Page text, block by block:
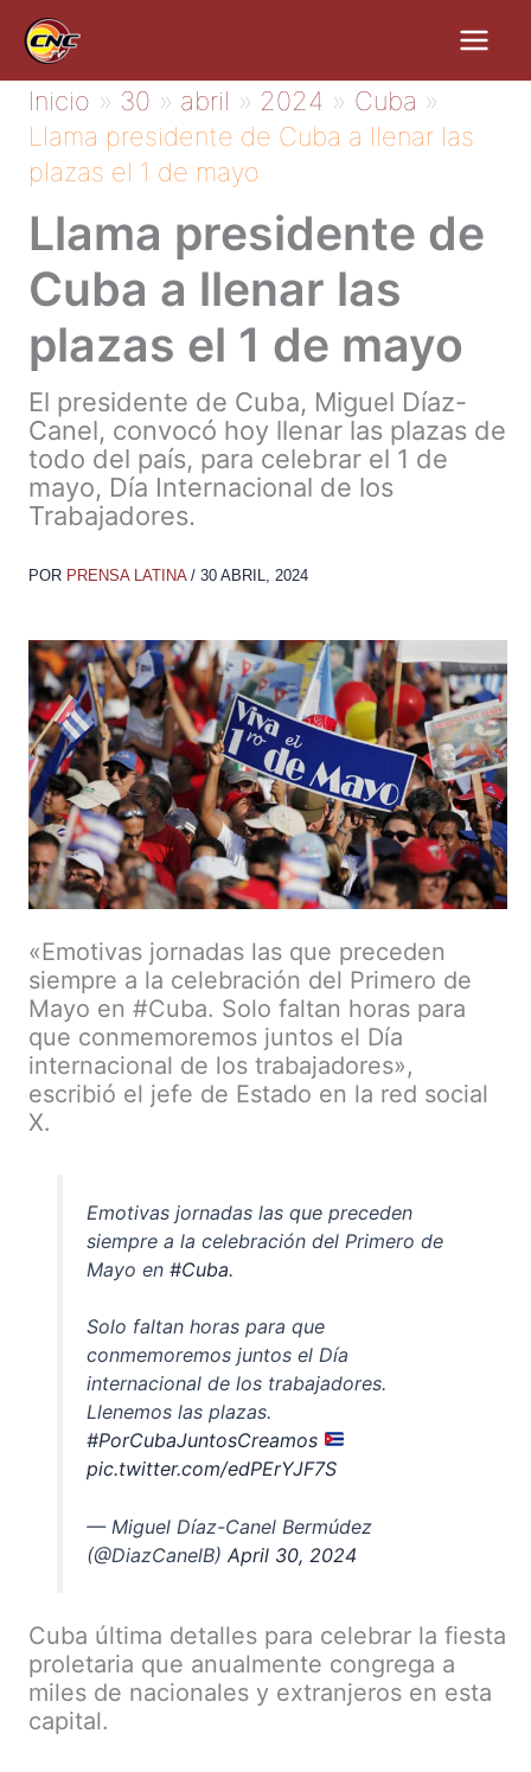
contenido
Inicio 30 abril 2024
Cuba
Llama presidente de Cuba a llenar las
plazas el 1 de mayo
Llama presidente de
Cuba a llenar las
plazas el 1 de mayo
El presidente de Cuba, Miguel Díaz-
Canel, convocó hoy llenar las plazas de
todo del país, para celebrar el 1 de
mayo, Día Internacional de los
Trabajadores.
POR PRENSA LATINA / 30 ABRIL, 2024
«Emotivas jornadas las que preceden
siempre a la celebración del Primero de
Mayo en #Cuba. Solo faltan horas para
que conmemoremos juntos el Día
internacional de los trabajadores»,
escribió el jefe de Estado en la red social
X.
Emotivas jornadas las que preceden
siempre a la celebración del Primero de
Mayo en#Cuba.
Solo faltan horas para que
conmemoremos juntos el Día
internacional de los trabajadores.
Llenemos las plazas.
#PorCubaJuntosCreamos
pic.twitter.com/edPErYJF7S
— Miguel Díaz-Canel Bermúdez
(@DiazCanelB)April 30, 2024
Cuba última detalles para celebrar la fiesta
proletaria que anualmente congrega a
miles de nacionales y extranjeros en esta
capital.